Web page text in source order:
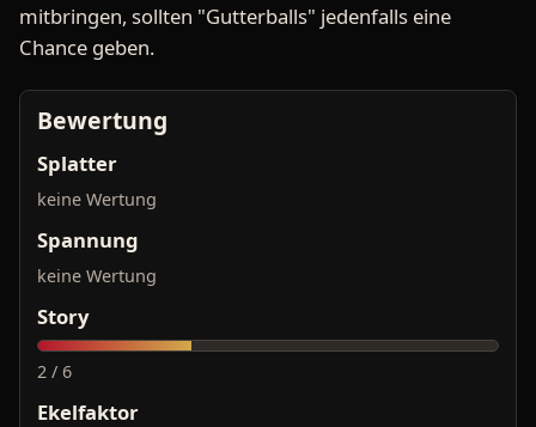
mitbringen, sollten "Gutterballs" jedenfalls eine
Chance geben.
Bewertung
Splatter
keine Wertung
Spannung
keine Wertung
Story
2 / 6
Ekelfaktor